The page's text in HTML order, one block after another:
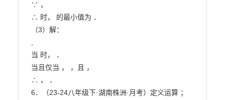
∵ ，
∴ 时， 的最小值为 ．
（3）解：
当 时， ．
当且仅当 ， ，且 ，
∴ ， ．
6．（23-24八年级下·湖南株洲·月考）定义运算 ；